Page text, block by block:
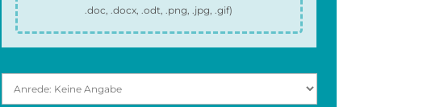
.doc, .docx, .odt, .png, .jpg, .gif)